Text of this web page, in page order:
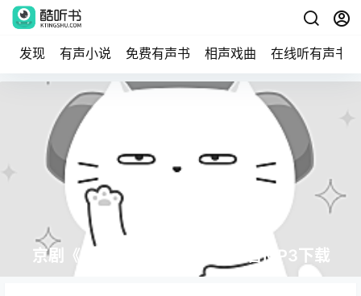
发现 有声小说 免费有声书 相声戏曲 在线听有声书
京剧《胭粉计·七星灯》全剧录音MP3下载